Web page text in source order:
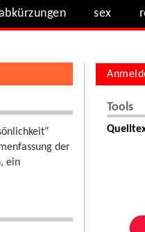
sex
der
ein
Tools